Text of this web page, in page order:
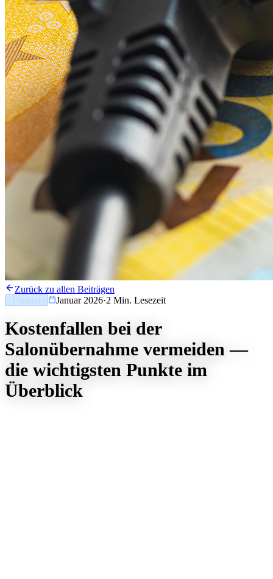
Zurück zu allen Beiträgen
Finanzen
Januar 2026·2 Min. Lesezeit
Kostenfallen bei der
Salonübernahme vermeiden —
die wichtigsten Punkte im
Überblick